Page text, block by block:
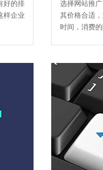
好的排
样企业
选择网站推
其价格合适
时间，消费